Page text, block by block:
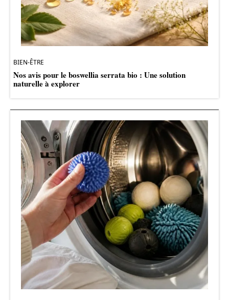
BIEN-ÊTRE
Nos avis pour le boswellia serrata bio : Une solution
naturelle à explorer